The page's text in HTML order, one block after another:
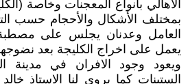
الاهالي بأنواع المعجنات وخاصة
بمختلف الأشكال والأحجام حسب
العامل وعدنان يجلس على
يعمل على اخراج الكليجة بعد
ويعود وجود الافران في
الستينات كما يروي لنا الاستاذ